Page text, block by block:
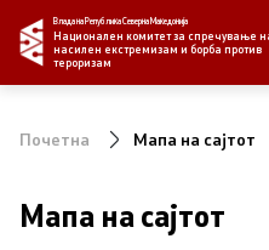
Влада на Република Северна Македонија
Национален комитет за спречување
насилен екстремизам и борба против
тероризам
Комитет
Канцеларијата на
Почетна Мапа на сајтот
Мапа на сајтот